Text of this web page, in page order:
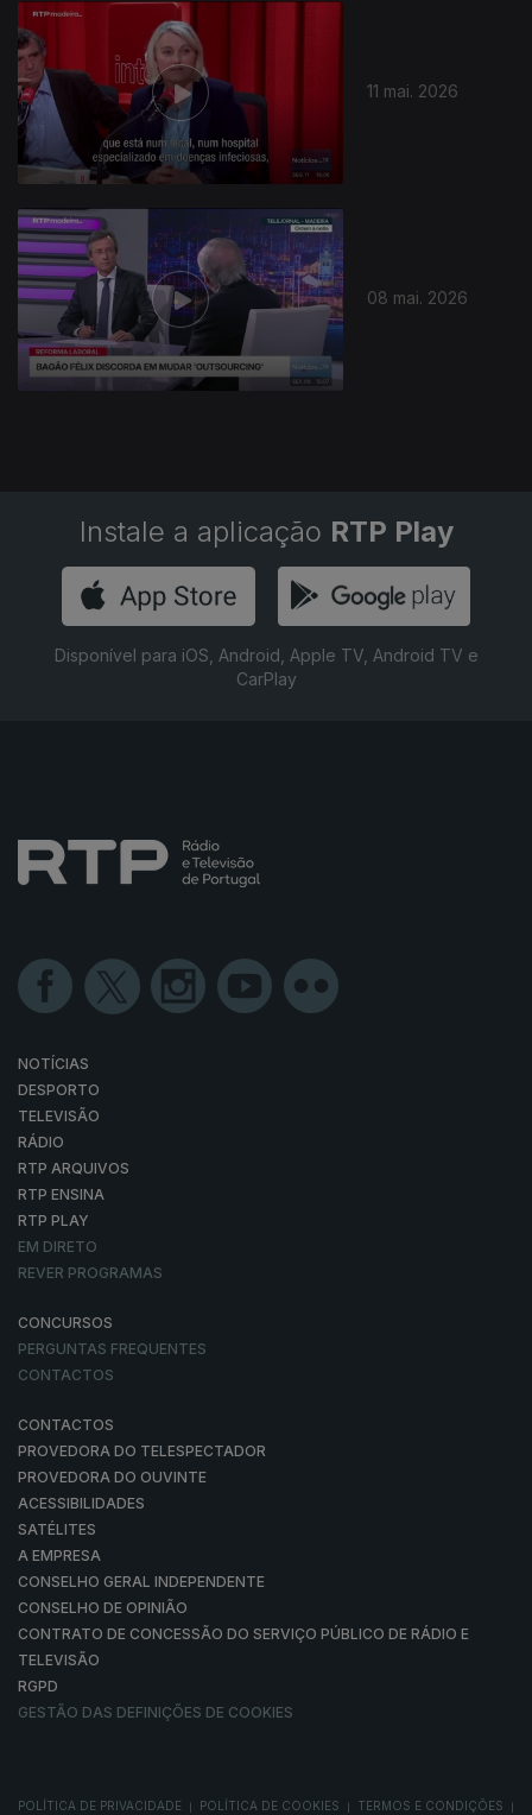
11 mai. 2026
08 mai. 2026
927856
Instale a aplicação RTP Play
Disponível para iOS, Android, Apple TV, Android TV e
CarPlay
NOTÍCIAS
DESPORTO
TELEVISÃO
RÁDIO
RTP ARQUIVOS
RTP ENSINA
RTP PLAY
EM DIRETO
REVER PROGRAMAS
CONCURSOS
PERGUNTAS FREQUENTES
CONTACTOS
CONTACTOS
PROVEDORA DO TELESPECTADOR
PROVEDORA DO OUVINTE
ACESSIBILIDADES
SATÉLITES
A EMPRESA
CONSELHO GERAL INDEPENDENTE
CONSELHO DE OPINIÃO
CONTRATO DE CONCESSÃO DO SERVIÇO PÚBLICO DE RÁDIO E
TELEVISÃO
RGPD
GESTÃO DAS DEFINIÇÕES DE COOKIES
POLÍTICA DE PRIVACIDADE POLÍTICA DE COOKIES TERMOS E CONDIÇÕES